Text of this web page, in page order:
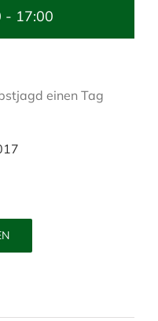
- 17:00
einen Tag